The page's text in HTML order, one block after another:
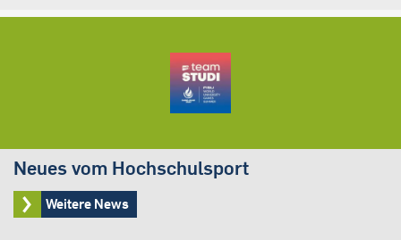
Neues vom Hochschulsport
Weitere News